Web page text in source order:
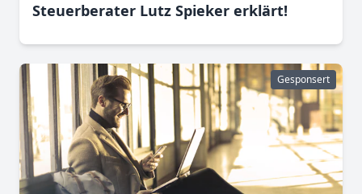
Steuerberater Lutz Spieker erklärt!
Gesponsert